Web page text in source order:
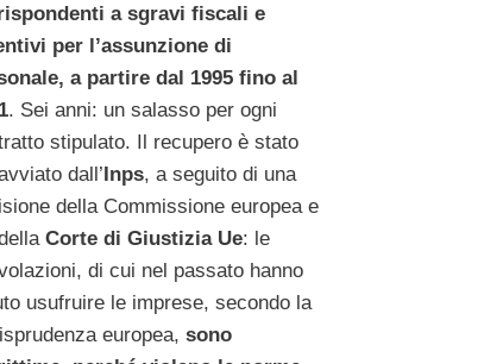
a sgravi fiscali e
per l’assunzione di
a partire dal 1995 fino al
. Sei anni: un salasso per ogni
stipulato. Il recupero è stato
dall’ Inps, a seguito di una
della Commissione europea e
Corte di Giustizia Ue: le
di cui nel passato hanno
usufruire le imprese, secondo la
europea, sono